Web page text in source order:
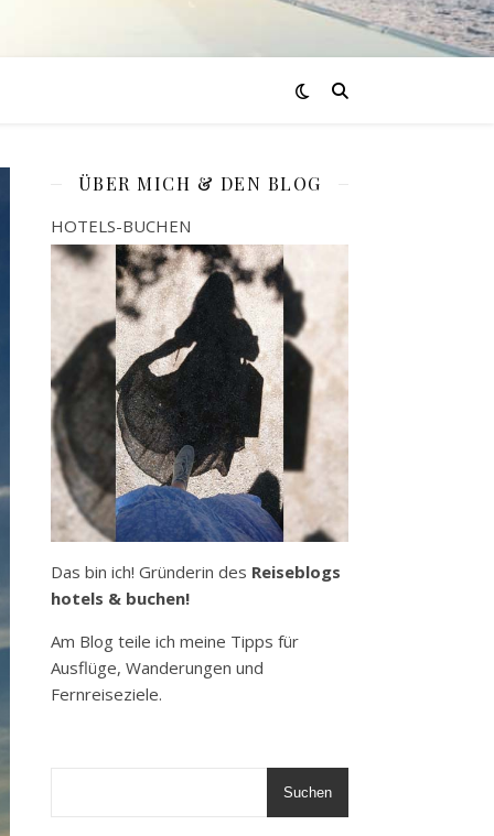
ÜBER MICH & DEN BLOG
HOTELS-BUCHEN
Das bin ich! Gründerin des Reiseblogs
hotels & buchen!
Am Blog teile ich meine Tipps für
Ausflüge, Wanderungen und
Fernreiseziele.
Suchen